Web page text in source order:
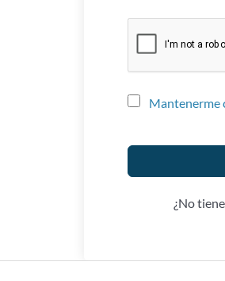
Mantenerme
¿No